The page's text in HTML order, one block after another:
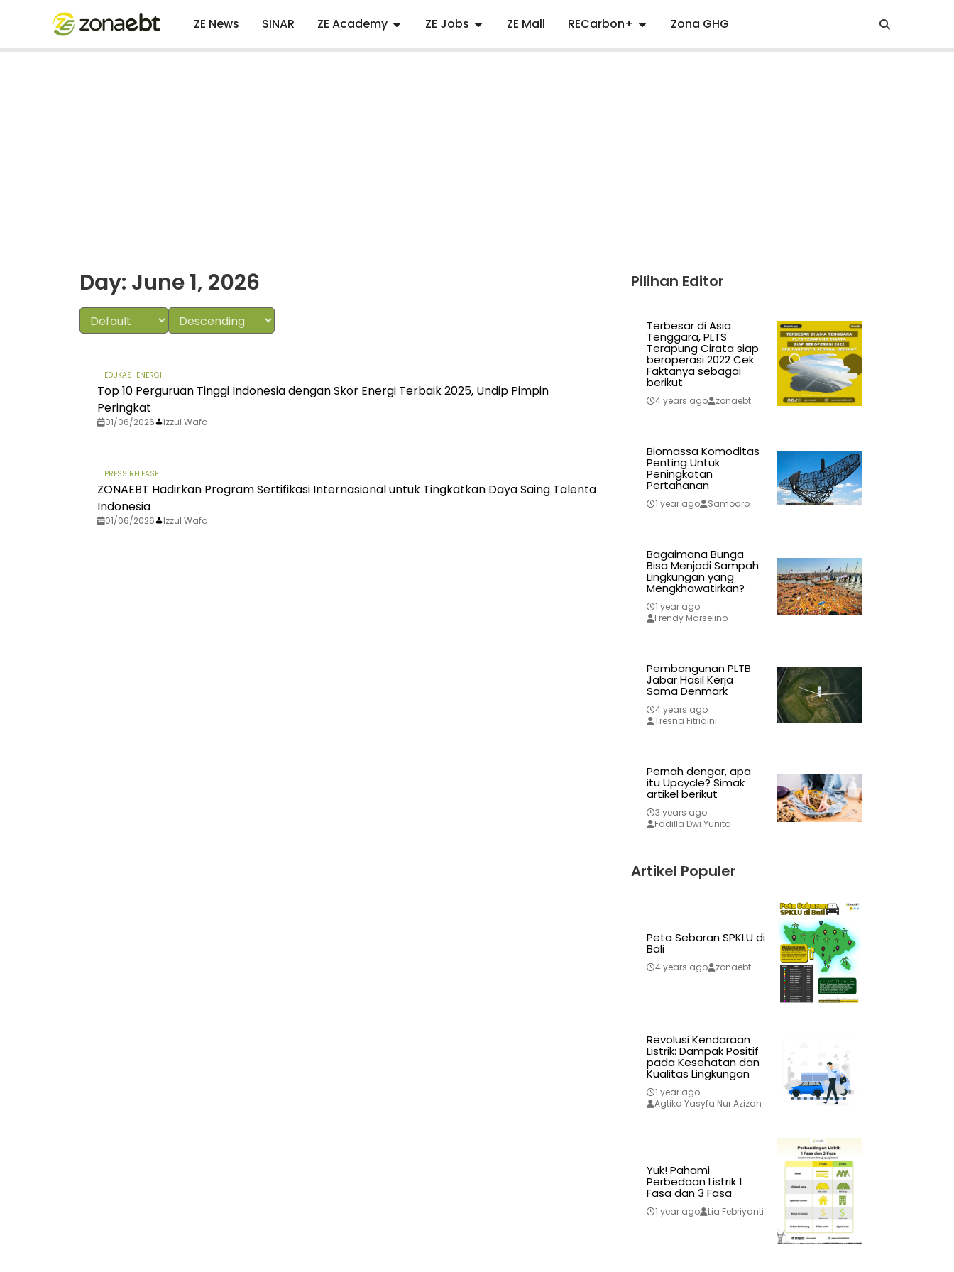
ZE News SINAR ZE Academy ZE Jobs ZE Mall RECarbon+ Zona GHG
Day: June 1, 2026
EDUKASI ENERGI
Top 10 Perguruan Tinggi Indonesia dengan Skor Energi Terbaik 2025, Undip Pimpin
Peringkat
01/06/2026 Izzul Wafa
PRESS RELEASE
ZONAEBT Hadirkan Program Sertifikasi Internasional untuk Tingkatkan Daya Saing Talenta
Indonesia
01/06/2026 Izzul Wafa
Pilihan Editor
Terbesar di Asia
Tenggara, PLTS
Terapung Cirata siap
beroperasi 2022 Cek
Faktanya sebagai
berikut
4 years ago zonaebt
Biomassa Komoditas
Penting Untuk
Peningkatan
Pertahanan
1 year ago Samodro
Bagaimana Bunga
Bisa Menjadi Sampah
Lingkungan yang
Mengkhawatirkan?
1 year ago
Frendy Marselino
Pembangunan PLTB
Jabar Hasil Kerja
Sama Denmark
4 years ago
Tresna Fitriaini
Pernah dengar, apa
itu Upcycle? Simak
artikel berikut
3 years ago
Fadilla Dwi Yunita
Artikel Populer
Peta Sebaran SPKLU di
Bali
4 years ago zonaebt
Revolusi Kendaraan
Listrik: Dampak Positif
pada Kesehatan dan
Kualitas Lingkungan
1 year ago
Agtika Yasyfa Nur Azizah
Yuk! Pahami
Perbedaan Listrik 1
Fasa dan 3 Fasa
1 year ago Lia Febriyanti